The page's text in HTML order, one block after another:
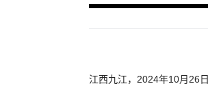
江西九江，2024年10月26日